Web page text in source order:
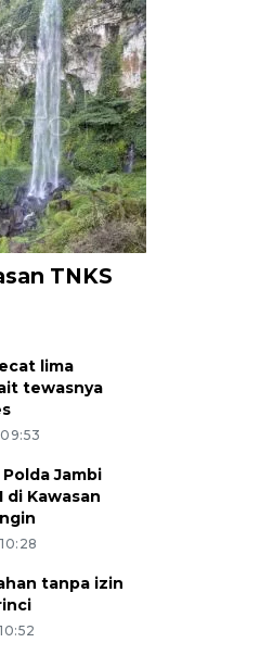
TNKS
lima
tewasnya
Jambi
Kawasan
tanpa izin